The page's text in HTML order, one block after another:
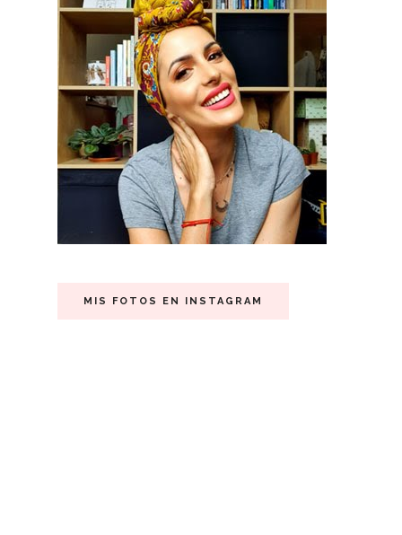
MIS FOTOS EN INSTAGRAM